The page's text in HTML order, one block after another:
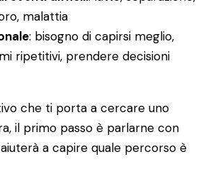
malattia
: bisogno di capirsi meglio,
ripetitivi, prendere decisioni
che ti porta a cercare uno
il primo passo è parlarne con
a capire quale percorso è